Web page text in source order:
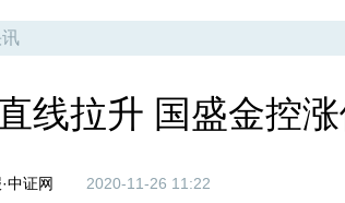
线拉升 国盛金控
中证网 2020-11-26 11:22